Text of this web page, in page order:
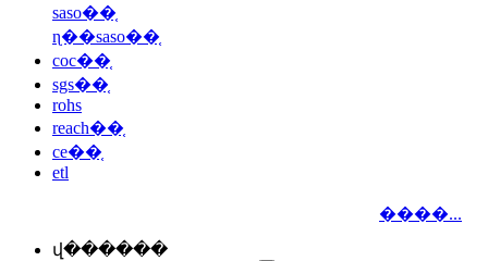
saso��֤
ɳ��saso��֤
coc��֤
sgs��֤
rohs
reach��֤
ce��֤
etl
����...
վ������